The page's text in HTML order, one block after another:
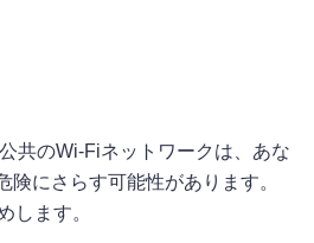
公共のWi-Fiネットワークは、あな
険にさらす可能性があります。
します。